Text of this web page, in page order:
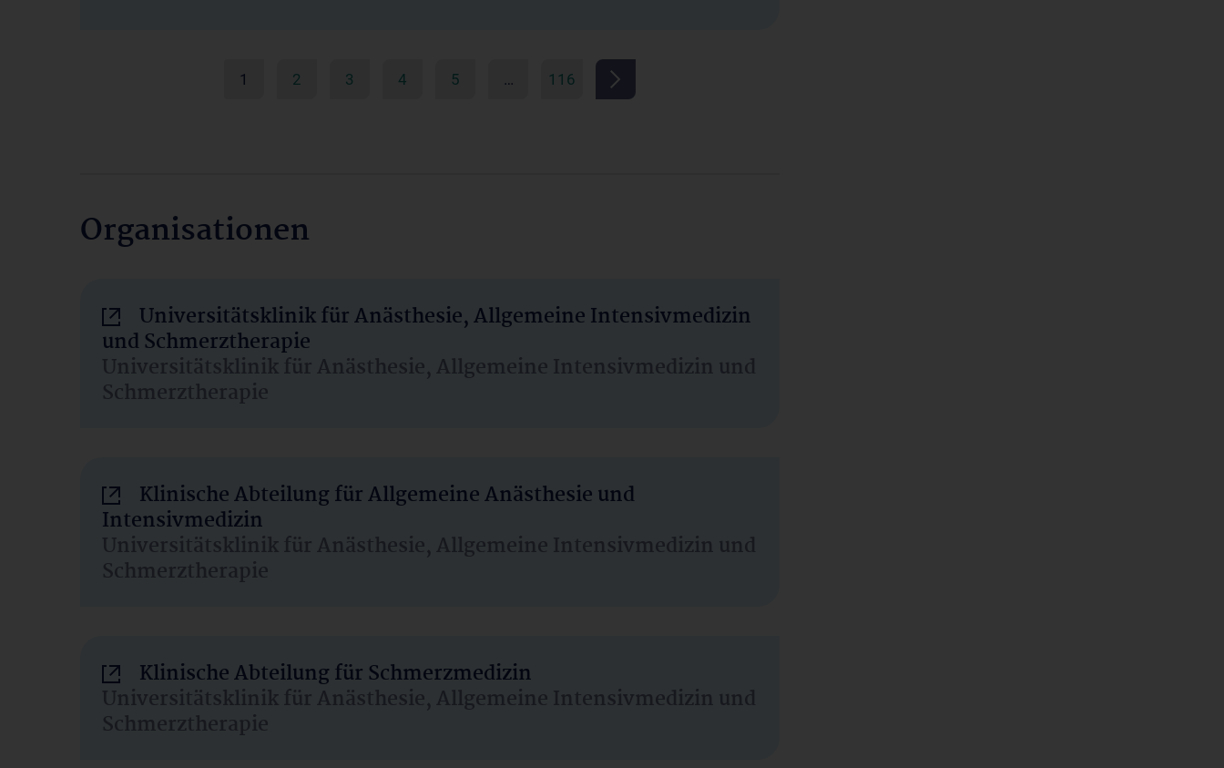
1 2 3 4 5 … 116
Organisationen
Universitätsklinik für Anästhesie, Allgemeine Intensivmedizin
und Schmerztherapie
Universitätsklinik für Anästhesie, Allgemeine Intensivmedizin und
Schmerztherapie
Klinische Abteilung für Allgemeine Anästhesie und
Intensivmedizin
Universitätsklinik für Anästhesie, Allgemeine Intensivmedizin und
Schmerztherapie
Klinische Abteilung für Schmerzmedizin
Universitätsklinik für Anästhesie, Allgemeine Intensivmedizin und
Schmerztherapie